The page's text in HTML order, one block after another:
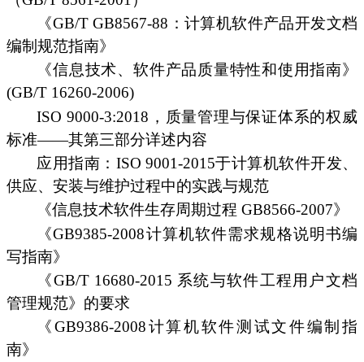
《GB/T GB8567-88：计算机软件产品开发文档
编制规范指南》
《信息技术、软件产品质量特性和使用指南》
(GB/T 16260-2006)
ISO 9000-3:2018，质量管理与保证体系的权威
标准——其第三部分详述内容
应用指南：ISO 9001-2015于计算机软件开发、
供应、安装与维护过程中的实践与规范
《信息技术软件生存周期过程 GB8566-2007》
《GB9385-2008计算机软件需求规格说明书编
写指南》
《GB/T 16680-2015 系统与软件工程用户文档
管理规范》的要求
《GB9386-2008计算机软件测试文件编制指
南》